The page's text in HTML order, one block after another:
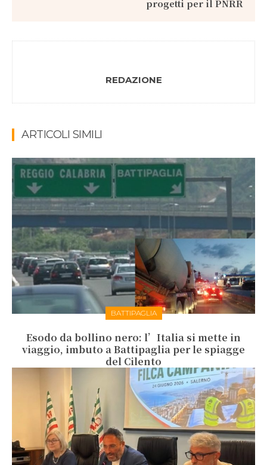
progetti per il PNRR
REDAZIONE
ARTICOLI SIMILI
BATTIPAGLIA
Esodo da bollino nero: l’Italia si mette in
viaggio, imbuto a Battipaglia per le spiagge
del Cilento